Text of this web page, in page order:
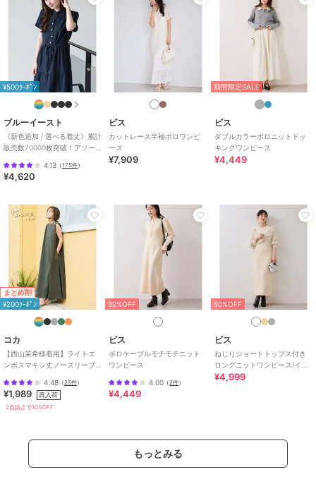
ラウン系(22)
サイズ
素材
（本体） アクリル 78% ナイロン 2
2% （衿部分） アクリル 89% ナイ
お手入れ
手洗い|漂白不可|タンブル乾燥不
可|自然乾燥|アイロン仕上げ可|ド
ライ可|ウエットクリーニング可
原産国 中国
¥500ｸｰﾎﾟﾝ
ブルーイースト
《新色追加 / 選べる着丈》累計
販売数70000枚突破！アソー
4.13 （175件）
¥4,620
ビス
カットレース半袖ポロワンピ
ース
¥7,909
期間限定SALE
ビス
ダブルカラーポロニットドッ
キングワンピース
¥4,449
まとめ割
¥200ｸｰﾎﾟﾝ
コカ
【西山茉希様着用】ライトエ
ンボスマキシ丈ノースリーブ
にくい・速乾
4.48 （25件）
¥1,989 再入荷
2点以上で10%OFF
50%OFF
ビス
ポロケーブルモチモチニット
ワンピース
4.00 （2件）
¥4,449
50%OFF
ビス
ねじりショートトップス付き
ロングニットワンピース/イー
ジーケア
¥4,999
もっとみる